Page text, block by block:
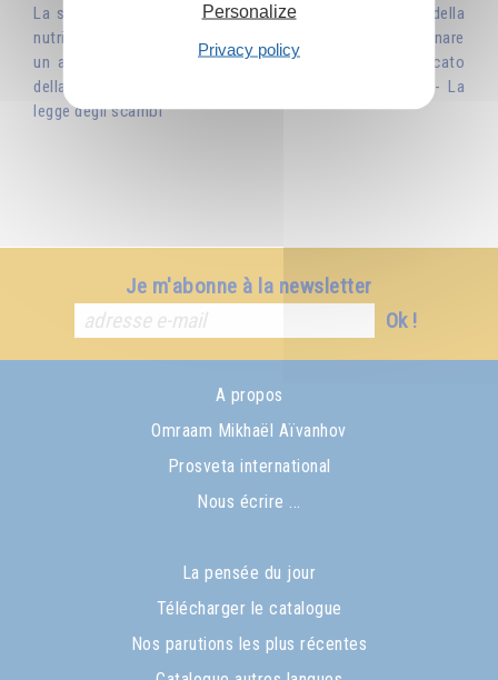
La scelta del nutrimento - Il vegetarismo – La morale della
nutrizione - Il digiuno: un metodo di purificazione / digiunare
un altro modo di nutrirsi - Sulla comunione - Il significato
della benedizione - Il lavoro dello spirito sulla materia - La
legge degli scambi
Je m'abonne à la newsletter
Ok !
A propos
Omraam Mikhaël Aïvanhov
Prosveta international
Nous écrire ...
La pensée du jour
Télécharger le catalogue
Nos parutions les plus récentes
Personalize
Privacy policy